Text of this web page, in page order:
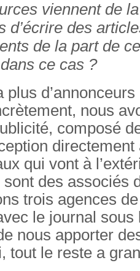
viennent de
d’écrire des
de la part de
ce cas ?
plus
nous
composé
qui vont à
des associés
trois agences
le journal sous
nous apporter
tout le reste a